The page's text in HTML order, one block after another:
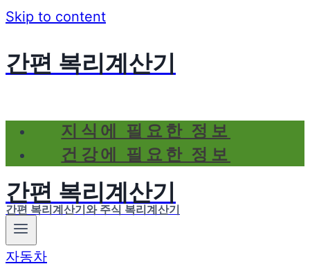
Skip to content
간편 복리계산기
지식에 필요한 정보
건강에 필요한 정보
간편 복리계산기
간편 복리계산기와 주식 복리계산기
자동차